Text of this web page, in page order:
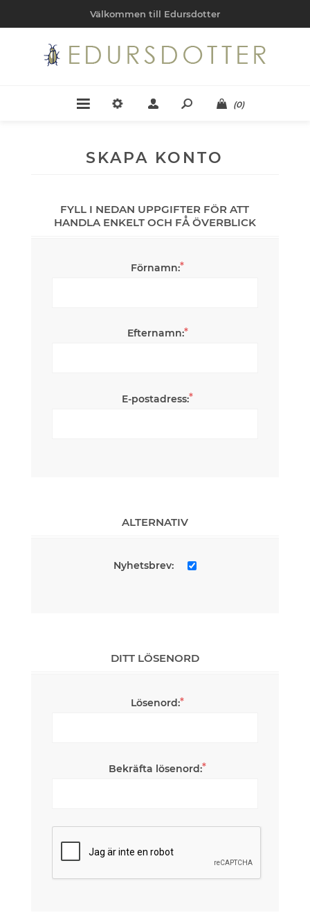
Välkommen till Edursdotter
(0)
SKAPA KONTO
FYLL I NEDAN UPPGIFTER FÖR ATT
HANDLA ENKELT OCH FÅ ÖVERBLICK
Förnamn:*
Efternamn:*
E-postadress:*
ALTERNATIV
Nyhetsbrev:
DITT LÖSENORD
Lösenord:*
Bekräfta lösenord:*